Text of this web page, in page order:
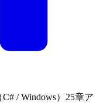
/ Windows）25章ア